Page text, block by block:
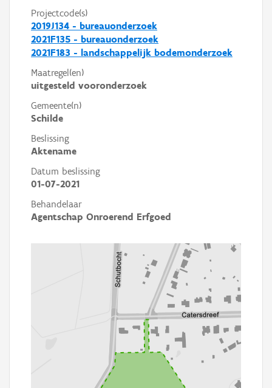
Projectcode(s)
2019J134 - bureauonderzoek
2021F135 - bureauonderzoek
2021F183 - landschappelijk bodemonderzoek
Maatregel(en)
uitgesteld vooronderzoek
Gemeente(n)
Schilde
Beslissing
Aktename
Datum beslissing
01-07-2021
Behandelaar
Agentschap Onroerend Erfgoed